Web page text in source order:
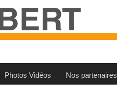
Photos Vidéos Nos partenaires